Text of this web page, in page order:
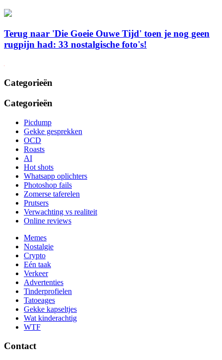
Terug naar 'Die Goeie Ouwe Tijd' toen je nog geen
rugpijn had: 33 nostalgische foto's!
Categorieën
Categorieën
Picdump
Gekke gesprekken
OCD
Roasts
AI
Hot shots
Whatsapp oplichters
Photoshop fails
Zomerse taferelen
Prutsers
Verwachting vs realiteit
Online reviews
Memes
Nostalgie
Crypto
Eén taak
Verkeer
Advertenties
Tinderprofielen
Tatoeages
Gekke kapseltjes
Wat kinderachtig
WTF
Contact